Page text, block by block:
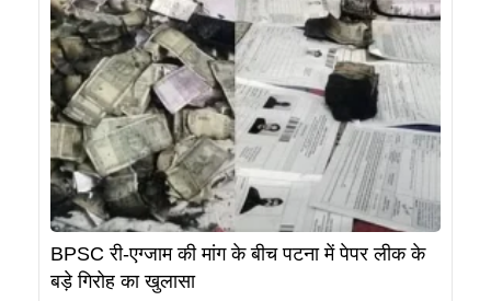
BPSC री-एग्जाम की मांग के बीच पटना में पेपर लीक के
बड़े गिरोह का खुलासा